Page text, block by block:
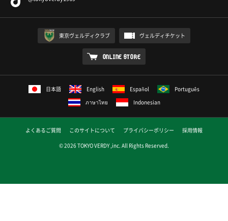
東京ヴェルディクラブ ヴェルディチケット
ONLINE STORE
日本語 English Español
Português
ภาษาไทย
Indonesian
よくあるご質問 このサイトについて プライバシーポリシー
採用情報
© 2026 TOKYO VERDY ,inc. All Rights Reserved.